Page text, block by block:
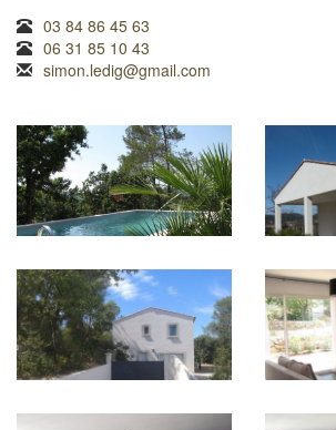
03 84 86 45 63
06 31 85 10 43
simon.ledig@gmail.com